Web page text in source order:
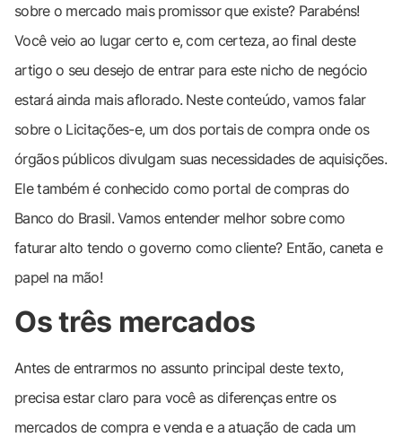
sobre o mercado mais promissor que existe? Parabéns!
Você veio ao lugar certo e, com certeza, ao final deste
artigo o seu desejo de entrar para este nicho de negócio
estará ainda mais aflorado. Neste conteúdo, vamos falar
sobre o Licitações-e, um dos portais de compra onde os
órgãos públicos divulgam suas necessidades de aquisições.
Ele também é conhecido como portal de compras do
Banco do Brasil. Vamos entender melhor sobre como
faturar alto tendo o governo como cliente? Então, caneta e
papel na mão!
Os três mercados
Antes de entrarmos no assunto principal deste texto,
precisa estar claro para você as diferenças entre os
mercados de compra e venda e a atuação de cada um